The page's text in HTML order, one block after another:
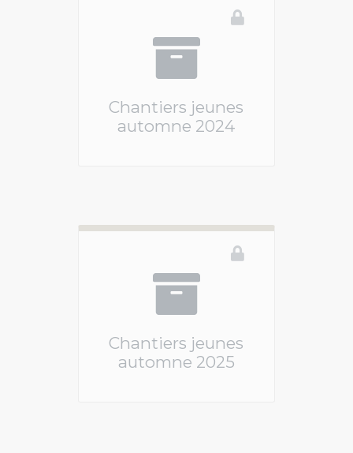
Chantiers jeunes
automne 2024
Chantiers jeunes
automne 2025